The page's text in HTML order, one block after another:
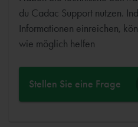
du Cadac Support nutzen.
Informationen einreichen,
wie möglich helfen
Stellen Sie eine Frage